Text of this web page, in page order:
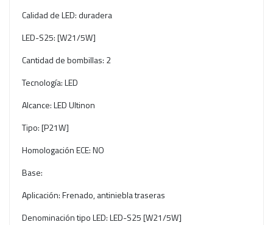
Calidad de LED: duradera
LED-S25: [W21/5W]
Cantidad de bombillas: 2
Tecnología: LED
Alcance: LED Ultinon
Tipo: [P21W]
Homologación ECE: NO
Base:
Aplicación: Frenado, antiniebla traseras
Denominación tipo LED: LED-S25 [W21/5W]